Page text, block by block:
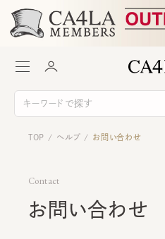
TOP / ヘルプ / お問い合わせ
Contact
お問い合わせ